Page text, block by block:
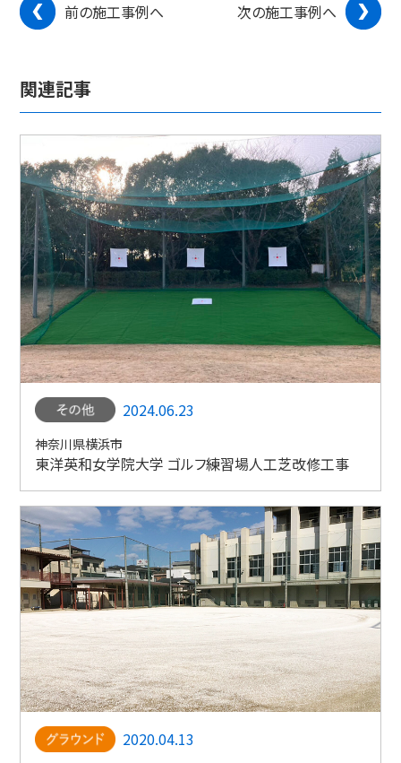
前の施工事例へ 次の施工事例へ
関連記事
2024.06.23
神奈川県横浜市
東洋英和女学院大学 ゴルフ練習場人工芝改修工事
2020.04.13